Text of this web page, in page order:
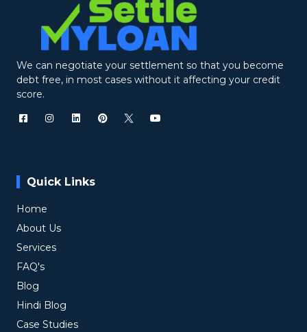
We can negotiate your settlement so that you become
debt free, in most cases without it affecting your credit
score.
Quick Links
Home
About Us
Services
FAQ's
Blog
Hindi Blog
Case Studies